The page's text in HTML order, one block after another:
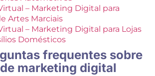
– Marketing Digital para
Artes Marciais
– Marketing Digital para Lojas
Domésticos
frequentes sobre
marketing digital